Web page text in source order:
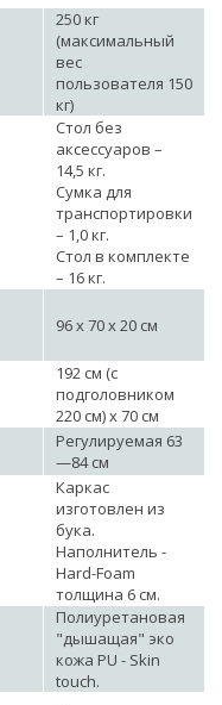
250 кг
(максимальный
вес
пользователя 150
кг)
Стол без
аксессуаров –
14,5 кг.
Сумка для
транспортировки
– 1,0 кг.
Стол в комплекте
– 16 кг.
96 х 70 х 20 см
192 см (с
подголовником
220 см) х 70 см
Регулируемая 63
—84 см
Каркас
изготовлен из
бука.
Наполнитель -
Hard-Foam
толщина 6 см.
Полиуретановая
"дышащая" эко
кожа PU - Skin
touch.